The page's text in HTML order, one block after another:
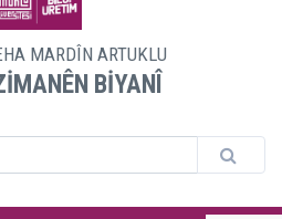
MARDÎN ARTUKLU
BİYANÎ